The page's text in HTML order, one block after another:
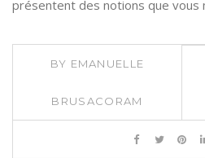
présentent des notions que vous
BY EMANUELLE
BRUSACORAM